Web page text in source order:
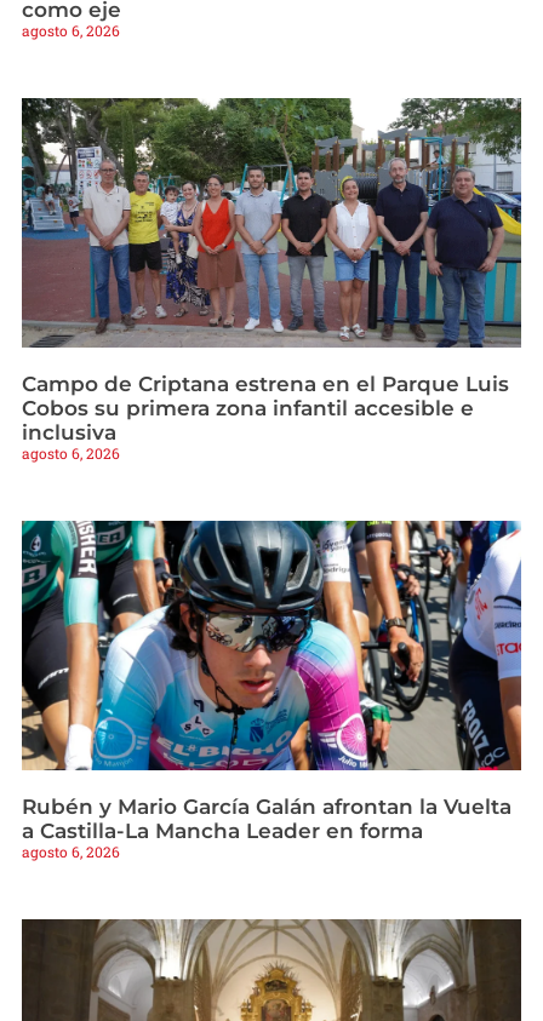
como eje
agosto 6, 2026
Campo de Criptana estrena en el Parque Luis
Cobos su primera zona infantil accesible e
inclusiva
agosto 6, 2026
Rubén y Mario García Galán afrontan la Vuelta
a Castilla-La Mancha Leader en forma
agosto 6, 2026